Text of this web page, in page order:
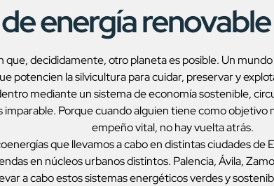
energía
decididamente, otro planeta es posible. Un
potencien la silvicultura para cuidar, preservar y
mediante un sistema de economía sostenible,
Porque cuando alguien tiene como
empeño vital, no hay vuelta atrás.
que llevamos a cabo en distintas ciudades
en núcleos urbanos distintos. Palencia, Ávila,
a cabo estos sistemas energéticos verdes y